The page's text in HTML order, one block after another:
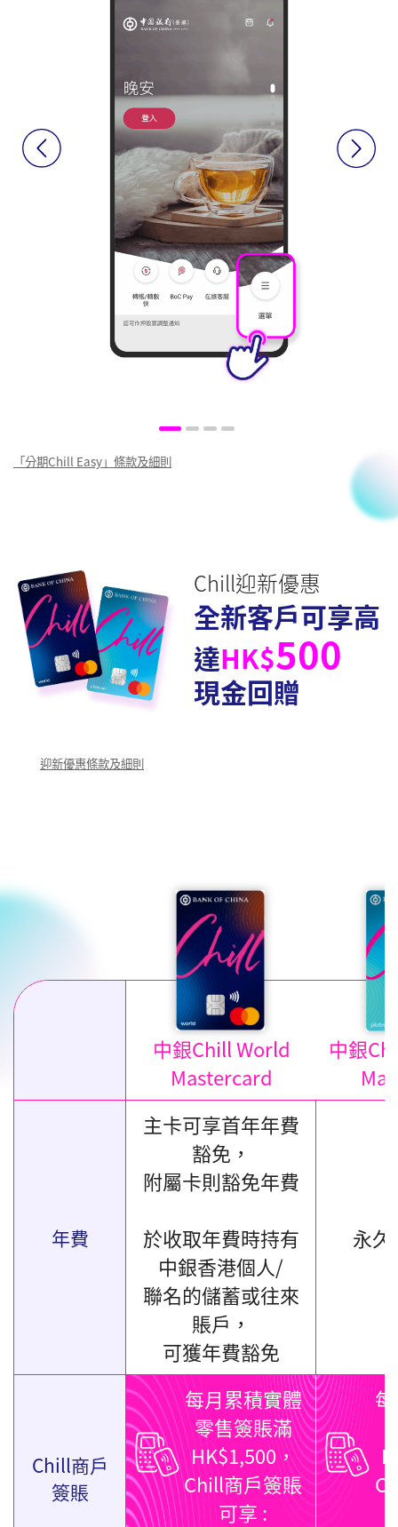
「分期Chill Easy」條款及細則
Chill迎新優惠
全新客戶可享高
達HK$500
現金回贈
迎新優惠條款及細則
中銀Chill World
Mastercard
中銀
年費
主卡可享首年年費
豁免，
附屬卡則豁免年費
於收取年費時持有
中銀香港個人/
聯名的儲蓄或往來
賬戶，
可獲年費豁免
永
Chill商戶
簽賬
每月累積實體
零售簽賬滿
HK$1,500，
Chill商戶簽賬
可享 :